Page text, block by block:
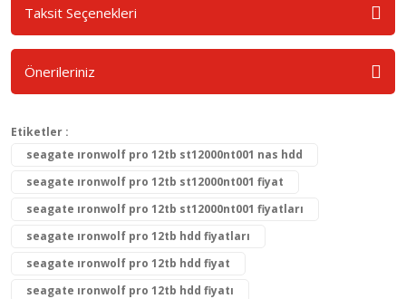
Taksit Seçenekleri
Önerileriniz
Etiketler :
seagate ıronwolf pro 12tb st12000nt001 nas hdd
seagate ıronwolf pro 12tb st12000nt001 fiyat
seagate ıronwolf pro 12tb st12000nt001 fiyatları
seagate ıronwolf pro 12tb hdd fiyatları
seagate ıronwolf pro 12tb hdd fiyat
seagate ıronwolf pro 12tb hdd fiyatı